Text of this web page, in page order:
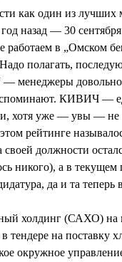
как один из лучших
назад — 30
работаем в „Омском
полагать,
— менеджеры
КИВИЧ —
хотя уже — увы — не
рейтинге
должности
никого), а в текущем
да и та теперь
холдинг (САХО) на
в тендере на поставку
окружное